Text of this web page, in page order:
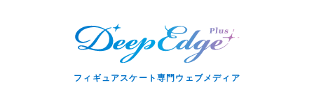
フィギュアスケート専門ウェブメディア